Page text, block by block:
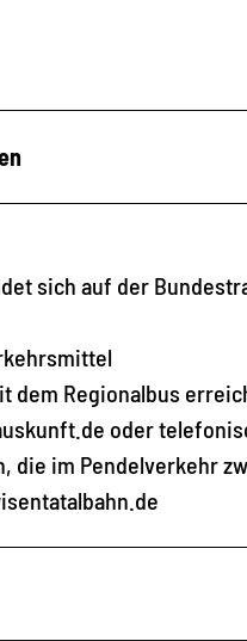
sich auf der
dem Regionalbus
oder
die im Pendelverkehr